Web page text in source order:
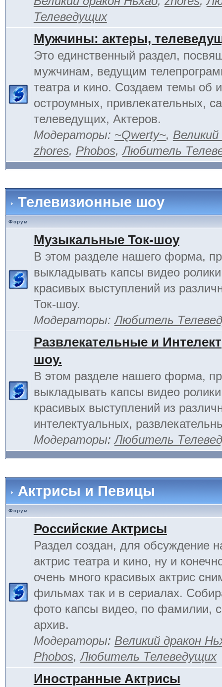
Телеведущих
Мужчины: актеры,
Это единственный раздел,
мужчинам, ведущим
театра и кино. Создаем темы об
остроумных, привлекательных,
телеведущих, Актеров.
Модераторы: ~Qwerty~, Великий
zhores, Phobos,Любитель
Телевизионные шоу
Форум
Музыкальные Ток-шоу
В этом разделе нашего форма,
выкладывать капсы видео
красивых выступлений из
Ток-шоу.
Модераторы:Любитель
Развлекательные и
шоу.
В этом разделе нашего форма,
выкладывать капсы видео
красивых выступлений из
интелектуальных,
Модераторы:Любитель
Актрисы и Певицы
Форум
Российские Актрисы
Раздел создан, для обсуждение
актрис театра и кино, ну и
очень много красивых актрис
фильмах так и в сериалах.
фото капсы видео, по фамилии,
архив.
Модераторы: Великий дракон
Phobos,Любитель Телеведущих
Иностранные Актрисы